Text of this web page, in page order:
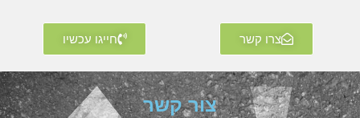
צרו קשר חייגו עכשיו
צור קשר